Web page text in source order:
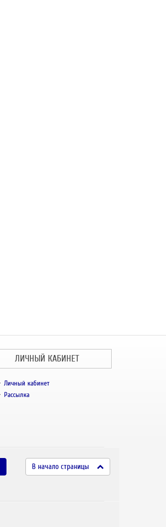
ЛИЧНЫЙ КАБИНЕТ
Личный кабинет
Рассылка
В начало страницы